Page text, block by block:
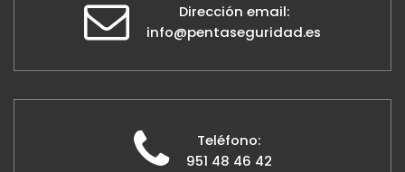
Dirección email:
info@pentaseguridad.es
Teléfono:
951 48 46 42